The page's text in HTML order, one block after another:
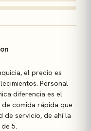
el precio es
Personal
diferencia es el
comida rápida que
de servicio, de ahí la
5.